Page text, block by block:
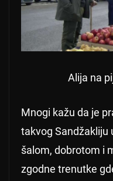
Alija na
Mnogi kažu da je
takvog Sandžakliju
šalom, dobrotom i
zgodne trenutke